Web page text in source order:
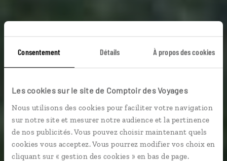
Consentement Détails À propos des cookies
Les cookies sur le site de Comptoir des Voyages
Nous utilisons des cookies pour faciliter votre navigation
sur notre site et mesurer notre audience et la pertinence
de nos publicités. Vous pouvez choisir maintenant quels
cookies vous acceptez. Vous pourrez modifier vos choix en
cliquant sur « gestion des cookies » en bas de page.
Voyage Colombie
9,3 / 10